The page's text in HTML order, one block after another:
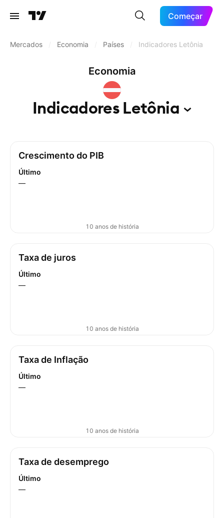
Começar
Mercados Economia Países Indicadores Letônia
Economia
IndicadoresLetônia
Crescimento do PIB
Último
—
10 anos de história
Taxa de juros
Último
—
10 anos de história
Taxa de Inflação
Último
—
10 anos de história
Taxa de desemprego
Último
—